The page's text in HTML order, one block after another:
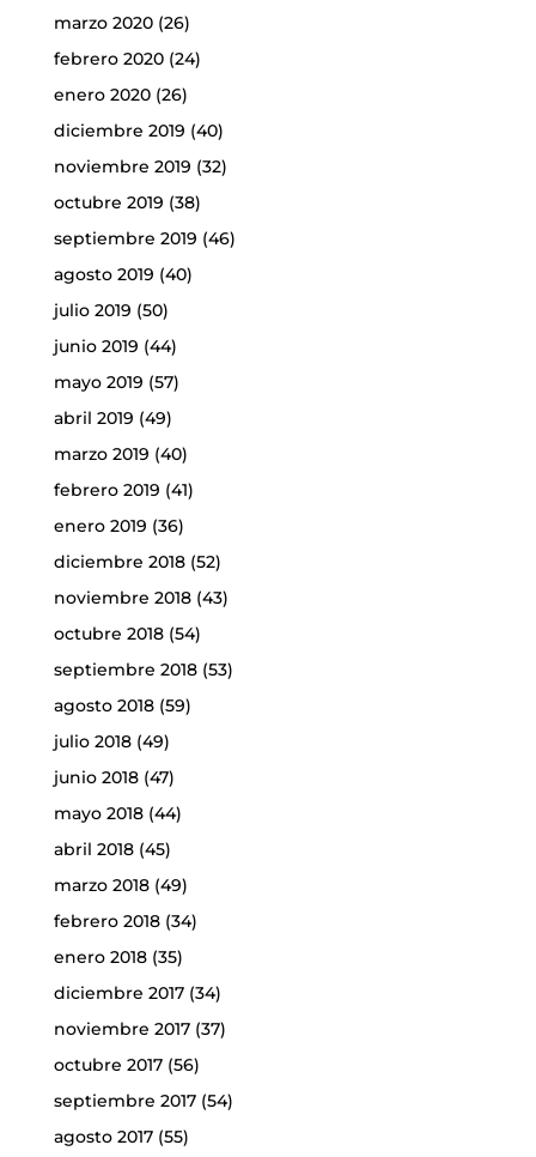
marzo 2020(26)
febrero 2020(24)
enero 2020(26)
diciembre 2019 (40)
noviembre 2019 (32)
octubre 2019 (38)
septiembre 2019 (46)
agosto 2019 (40)
julio 2019 (50)
junio 2019 (44)
mayo 2019 (57)
abril 2019 (49)
marzo 2019 (40)
febrero 2019 (41)
enero 2019 (36)
diciembre 2018(52)
noviembre 2018(43)
octubre 2018(54)
septiembre 2018(53)
agosto 2018(59)
julio 2018(49)
junio 2018(47)
mayo 2018(44)
abril 2018(45)
marzo 2018(49)
febrero 2018(34)
enero 2018(35)
diciembre 2017(34)
noviembre 2017(37)
octubre 2017(56)
septiembre 2017(54)
agosto 2017(55)